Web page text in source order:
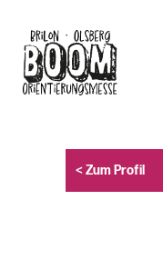
content
< Zum Profil